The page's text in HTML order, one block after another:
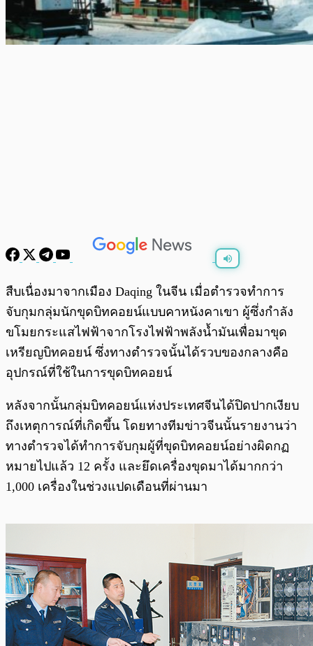
/
สืบเนื่องมาจากเมือง Daqing ในจีน เมื่อตำรวจทำการ
จับกุมกลุ่มนักขุดบิทคอยน์แบบคาหนังคาเขา ผู้ซึ่งกำลัง
ขโมยกระแสไฟฟ้าจากโรงไฟฟ้าพลังน้ำมันเพื่อมาขุด
เหรียญบิทคอยน์ ซึ่งทางตำรวจนั้นได้รวบของกลางคือ
อุปกรณ์ที่ใช้ในการขุดบิทคอยน์
หลังจากนั้นกลุ่มบิทคอยน์แห่งประเทศจีนได้ปิดปากเงียบ
ถึงเหตุการณ์ที่เกิดขึ้น โดยทางทีมข่าวจีนนั้นรายงานว่า
ทางตำรวจได้ทำการจับกุมผู้ที่ขุดบิทคอยน์อย่างผิดกฏ
หมายไปแล้ว 12 ครั้ง และยึดเครื่องขุดมาได้มากกว่า
1,000 เครื่องในช่วงแปดเดือนที่ผ่านมา